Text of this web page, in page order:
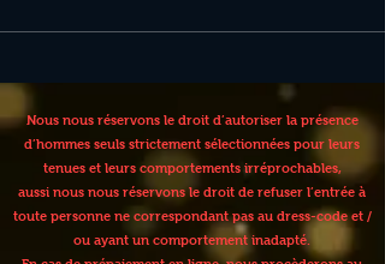
Nous nous réservons le droit d’autoriser la présence
d’hommes seuls strictement sélectionnées pour leurs
tenues et leurs comportements irréprochables,
aussi nous nous réservons le droit de refuser l’entrée à
toute personne ne correspondant pas au dress-code et /
ou ayant un comportement inadapté.